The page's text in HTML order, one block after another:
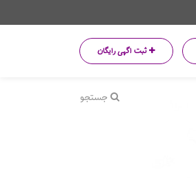
ثبت اگهی رایگان
جستجو